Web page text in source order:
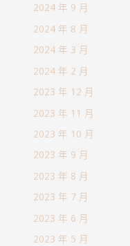
2024 年 9 月
2024 年 8 月
2024 年 3 月
2024 年 2 月
2023 年 12 月
2023 年 11 月
2023 年 10 月
2023 年 9 月
2023 年 8 月
2023 年 7 月
2023 年 6 月
2023 年 5 月